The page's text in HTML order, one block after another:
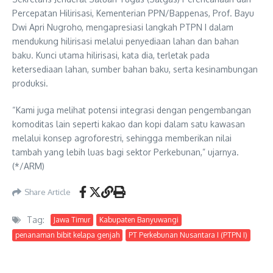
Percepatan Hilirisasi, Kementerian PPN/Bappenas, Prof. Bayu
Dwi Apri Nugroho, mengapresiasi langkah PTPN I dalam
mendukung hilirisasi melalui penyediaan lahan dan bahan
baku. Kunci utama hilirisasi, kata dia, terletak pada
ketersediaan lahan, sumber bahan baku, serta kesinambungan
produksi.
“Kami juga melihat potensi integrasi dengan pengembangan
komoditas lain seperti kakao dan kopi dalam satu kawasan
melalui konsep agroforestri, sehingga memberikan nilai
tambah yang lebih luas bagi sektor Perkebunan,” ujarnya.
(*/ARM)
Share Article
Tag: Jawa Timur
Kabupaten Banyuwangi
penanaman bibit kelapa genjah
PT Perkebunan Nusantara I (PTPN I)